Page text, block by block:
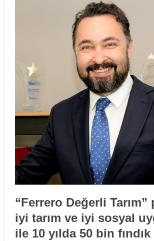
“Ferrero Değerli Tarım”
iyi tarım ve iyi sosyal
ile 10 yılda 50 bin fındık